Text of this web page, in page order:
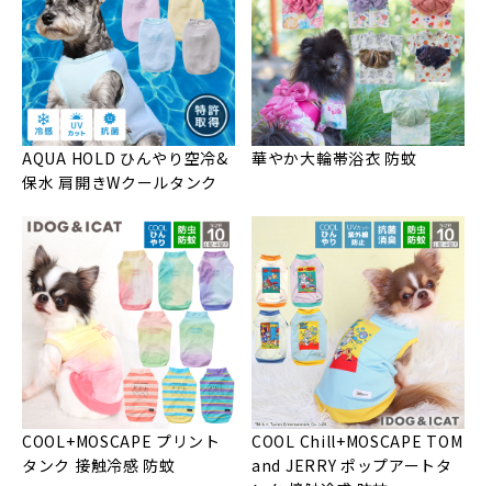
AQUA HOLD ひんやり空冷&
保水 肩開きWクールタンク
華やか大輪帯浴衣 防蚊
COOL+MOSCAPE プリント
タンク 接触冷感 防蚊
COOL Chill+MOSCAPE TOM
and JERRY ポップアートタ